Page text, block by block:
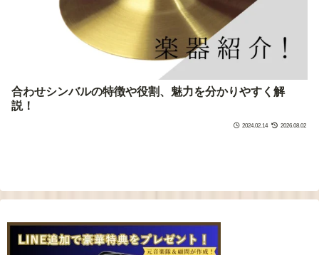
合わせシンバルの特徴や役割、魅力を分かりやすく解
説！
2024.02.14 2026.08.02